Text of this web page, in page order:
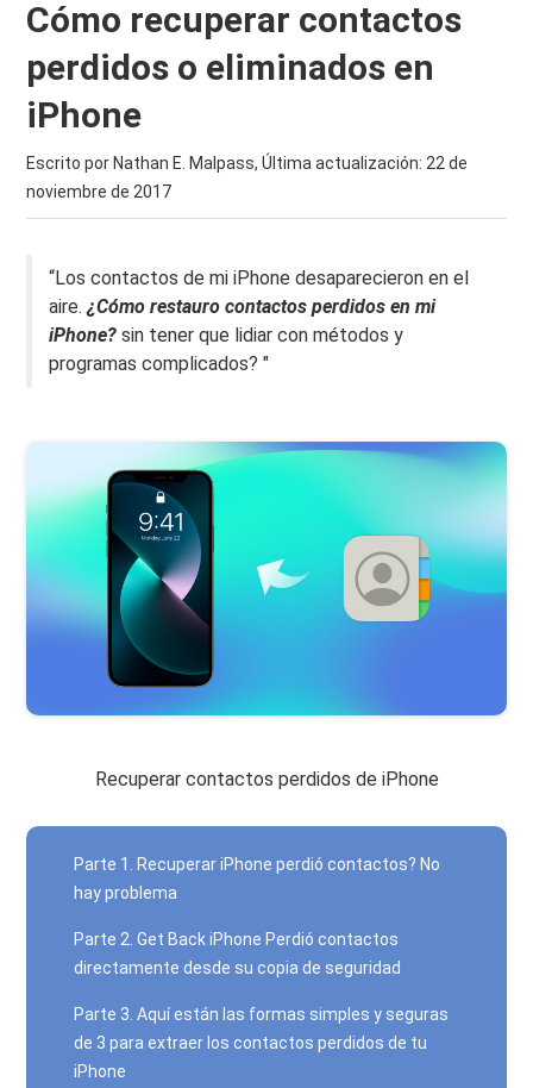
Cómo recuperar contactos
perdidos o eliminados en
iPhone
Escrito por Nathan E. Malpass, Última actualización: 22 de
noviembre de 2017
“Los contactos de mi iPhone desaparecieron en el
aire.¿Cómo restauro contactos perdidos en mi
iPhone? sin tener que lidiar con métodos y
programas complicados? "
Recuperar contactos perdidos de iPhone
Parte 1. Recuperar iPhone perdió contactos? No
hay problema
Parte 2. Get Back iPhone Perdió contactos
directamente desde su copia de seguridad
Parte 3. Aquí están las formas simples y seguras
de 3 para extraer los contactos perdidos de tu
iPhone